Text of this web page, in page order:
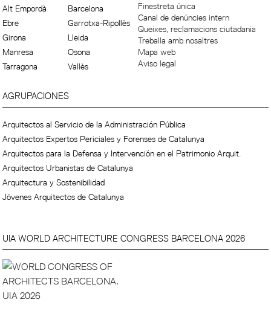
Alt Empordà
Barcelona
Ebre
Garrotxa-Ripollès
Girona
Lleida
Manresa
Osona
Tarragona
Vallès
Finestreta única
Canal de denúncies intern
Queixes, reclamacions ciutadania
Treballa amb nosaltres
Mapa web
Aviso legal
AGRUPACIONES
Arquitectos al Servicio de la Administración Pública
Arquitectos Expertos Periciales y Forenses de Catalunya
Arquitectos para la Defensa y Intervención en el Patrimonio Arquit.
Arquitectos Urbanistas de Catalunya
Arquitectura y Sostenibilidad
Jóvenes Arquitectos de Catalunya
UIA WORLD ARCHITECTURE CONGRESS BARCELONA 2026